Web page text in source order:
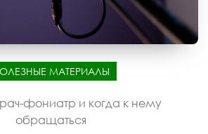
МАТЕРИАЛЫ
фониатр и когда к нему
обращаться